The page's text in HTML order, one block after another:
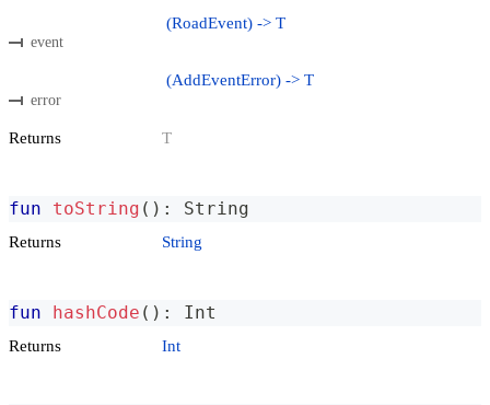
event
(RoadEvent) -> T
error
(AddEventError) -> T
Returns T
fun toString ( ) : String
Returns String
fun hashCode ( ) : Int
Returns Int